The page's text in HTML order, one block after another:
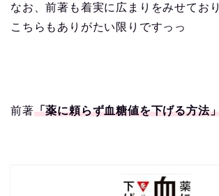
なお、前著も着実に広まりをみせており
こちらもありがたい限りですっっ
前著「薬に頼らず血糖値を下げる方法